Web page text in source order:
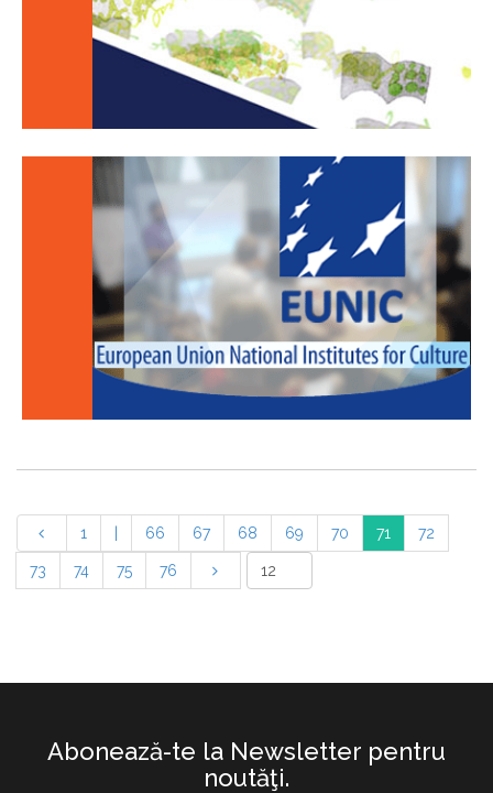
1 66 67 68 69 70 71 72
73 74 75 76
Abonează-te la Newsletter pentru
noutăţi.